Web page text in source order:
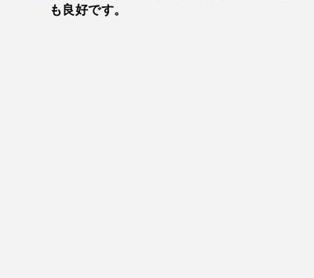
も良好です。